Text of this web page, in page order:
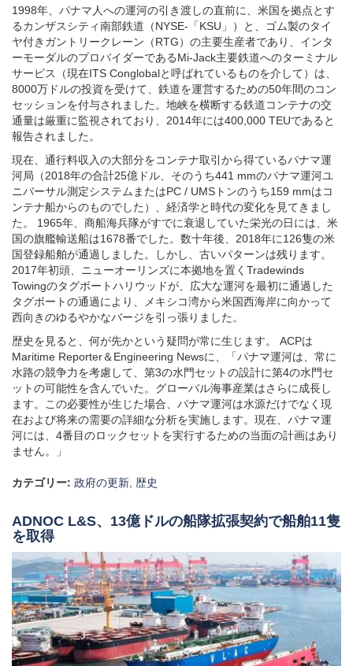
ーモーダルのプロバイダーであるMi-Jack主要鉄道へのターミナル
サービス（現在ITS Conglobalと呼ばれているものを介して）は、
8000万ドルの投資を受けて、鉄道を運営するための50年間のコン
セッションを付与されました。地峡を横断する鉄道コンテナの交
通量は厳重に監視されており、2014年には400,000 TEUであると
報告されました。
現在、通行料収入の大部分をコンテナ取引から得ているパナマ運
河局（2018年の合計25億ドル、そのうち441 mmのパナマ運河ユ
ニバーサル測定システムまたはPC / UMSトンのうち159 mmはコ
ンテナ船からのものでした）、経済学と時代の変化を見てきまし
た。 1965年、商船海兵隊がすでに衰退していた栄光の日には、米
国の旗艦輸送船は1678番でした。数十年後、2018年に126隻の米
国登録船舶が通過しました。しかし、古いパターンは残ります。
2017年初頭、ニューオーリンズに本拠地を置くTradewinds
Towingのタグボートハリウッドが、広大な運河を最初に通過した
タグボートの通過により、メキシコ湾から米国西海岸に向かって
西向きのゆるやかなバージを引っ張りました。
歴史を見ると、何が先かという疑問が常に生じます。 ACPは
Maritime Reporter＆Engineering Newsに、「パナマ運河は、常に
水路の競争力を考慮して、第3の水門セットの設計に第4の水門セ
ットの可能性を含んでいた。グローバル海事産業はさらに成長し
ます。この必要性が生じた場合、パナマ運河は水源だけでなく現
在および将来の需要の詳細な分析を実施します。現在、パナマ運
河には、4番目のロックセットを実行するための当面の計画はあり
ません。」
カテゴリー: 政府の更新 ,歴史
ADNOC L&S、13億ドルの船隊拡張契約で船舶11隻